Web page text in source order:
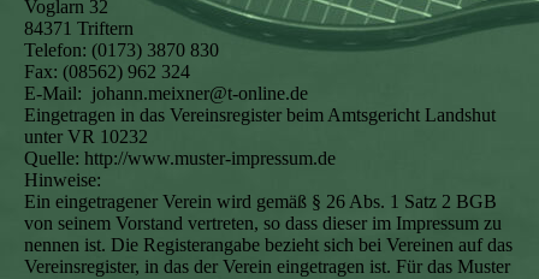
Voglarn 32
84371 Triftern
Telefon: (0173) 3870 830
Fax: (08562) 962 324
E-Mail: johann.meixner@t-online.de
Eingetragen in das Vereinsregister beim Amtsgericht Landshut
unter VR 10232
Quelle: http://www.muster-impressum.de
Hinweise:
Ein eingetragener Verein wird gemäß § 26 Abs. 1 Satz 2 BGB
von seinem Vorstand vertreten, so dass dieser im Impressum zu
nennen ist. Die Registerangabe bezieht sich bei Vereinen auf das
Vereinsregister, in das der Verein eingetragen ist. Für das Muster